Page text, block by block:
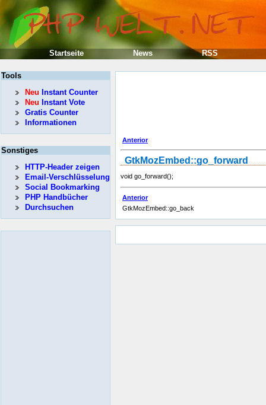
Anterior
GtkMozEmbed::go_forward
void go_forward();
Anterior
GtkMozEmbed::go_back
Tools
Neu Instant Counter
Neu Instant Vote
Gratis Counter
Informationen
Sonstiges
HTTP-Header zeigen
Email-Verschlüsselung
Social Bookmarking
PHP Handbücher
Durchsuchen
Startseite News RSS